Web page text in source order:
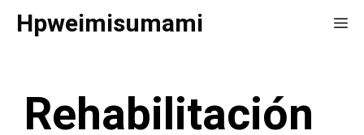
SaltarHpweimisumami
Rehabilitación